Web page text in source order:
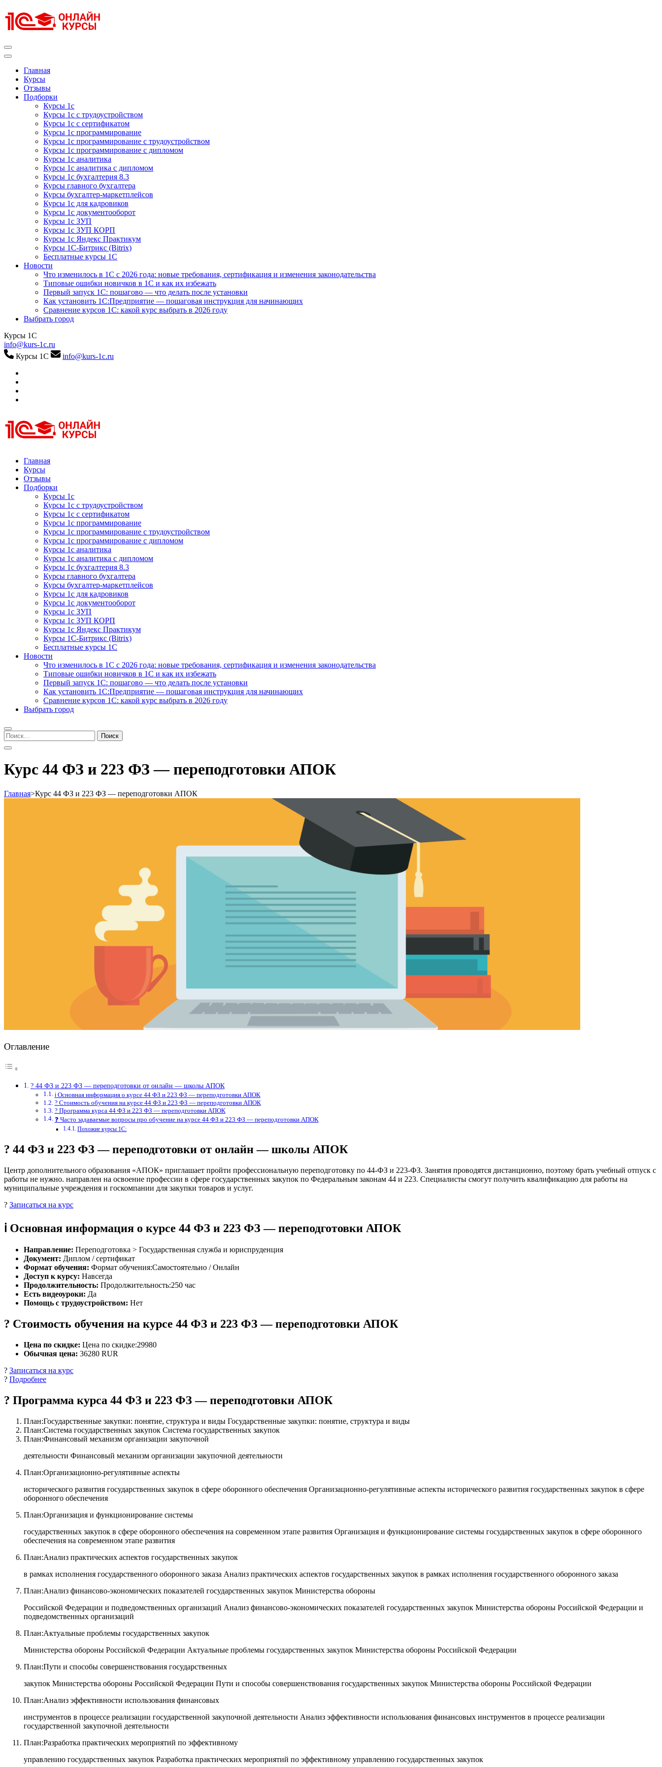
к
содержимому
Главная
Курсы
Отзывы
Подборки
Курсы 1с
Курсы 1с с трудоустройством
Курсы 1с с сертификатом
Курсы 1с программирование
Курсы 1с программирование с трудоустройством
Курсы 1с программирование с дипломом
Курсы 1с аналитика
Курсы 1с аналитика с дипломом
Курсы 1с бухгалтерия 8.3
Курсы главного бухгалтера
Курсы бухгалтер-маркетплейсов
Курсы 1с для кадровиков
Курсы 1с документооборот
Курсы 1с ЗУП
Курсы 1с ЗУП КОРП
Курсы 1с Яндекс Практикум
Курсы 1С-Битрикс (Bitrix)
Бесплатные курсы 1С
Новости
Что изменилось в 1С с 2026 года: новые требования, сертификация и изменения законодательства
Типовые ошибки новичков в 1С и как их избежать
Первый запуск 1С: пошагово — что делать после установки
Как установить 1С:Предприятие — пошаговая инструкция для начинающих
Сравнение курсов 1С: какой курс выбрать в 2026 году
Выбрать город
Курсы 1С
info@kurs-1c.ru
Курсы 1С
info@kurs-1c.ru
Курсы 1С
Курсы 1С официальная сертификация
Главная
Курсы
Отзывы
Подборки
Курсы 1с
Курсы 1с с трудоустройством
Курсы 1с с сертификатом
Курсы 1с программирование
Курсы 1с программирование с трудоустройством
Курсы 1с программирование с дипломом
Курсы 1с аналитика
Курсы 1с аналитика с дипломом
Курсы 1с бухгалтерия 8.3
Курсы главного бухгалтера
Курсы бухгалтер-маркетплейсов
Курсы 1с для кадровиков
Курсы 1с документооборот
Курсы 1с ЗУП
Курсы 1с ЗУП КОРП
Курсы 1с Яндекс Практикум
Курсы 1С-Битрикс (Bitrix)
Бесплатные курсы 1С
Новости
Что изменилось в 1С с 2026 года: новые требования, сертификация и изменения законодательства
Типовые ошибки новичков в 1С и как их избежать
Первый запуск 1С: пошагово — что делать после установки
Как установить 1С:Предприятие — пошаговая инструкция для начинающих
Сравнение курсов 1С: какой курс выбрать в 2026 году
Выбрать город
Найти:
Курс 44 ФЗ и 223 ФЗ — переподготовки АПОК
Главная>Курс 44 ФЗ и 223 ФЗ — переподготовки АПОК
Оглавление
? 44 ФЗ и 223 ФЗ — переподготовки от онлайн — школы АПОК
ℹ️ Основная информация о курсе 44 ФЗ и 223 ФЗ — переподготовки АПОК
? Стоимость обучения на курсе 44 ФЗ и 223 ФЗ — переподготовки АПОК
? Программа курса 44 ФЗ и 223 ФЗ — переподготовки АПОК
❓ Часто задаваемые вопросы про обучение на курсе 44 ФЗ и 223 ФЗ — переподготовки АПОК
Похожие курсы 1С:
? 44 ФЗ и 223 ФЗ — переподготовки от онлайн — школы АПОК
Центр дополнительного образования «АПОК» приглашает пройти профессиональную переподготовку по 44-ФЗ и 223-ФЗ. Занятия проводятся дистанционно, поэтому брать учебный отпуск с
работы не нужно. направлен на освоение профессии в сфере государственных закупок по Федеральным законам 44 и 223. Специалисты смогут получить квалификацию для работы на
муниципальные учреждения и госкомпании для закупки товаров и услуг.
? Записаться на курс
ℹ️ Основная информация о курсе 44 ФЗ и 223 ФЗ — переподготовки АПОК
Направление: Переподготовка > Государственная служба и юриспруденция
Документ: Диплом / сертификат
Формат обучения: Формат обучения:Самостоятельно / Онлайн
Доступ к курсу: Навсегда
Продолжительность: Продолжительность:250 час
Есть видеоуроки: Да
Помощь с трудоустройством: Нет
? Стоимость обучения на курсе 44 ФЗ и 223 ФЗ — переподготовки АПОК
Цена по скидке: Цена по скидке:29980
Обычная цена: 36280 RUR
? Записаться на курс
? Подробнее
? Программа курса 44 ФЗ и 223 ФЗ — переподготовки АПОК
План:Государственные закупки: понятие, структура и виды Государственные закупки: понятие, структура и виды
План:Система государственных закупок Система государственных закупок
План:Финансовый механизм организации закупочной
деятельности Финансовый механизм организации закупочной деятельности
План:Организационно-регулятивные аспекты
исторического развития государственных закупок в сфере оборонного обеспечения Организационно-регулятивные аспекты исторического развития государственных закупок в сфере
оборонного обеспечения
План:Организация и функционирование системы
государственных закупок в сфере оборонного обеспечения на современном этапе развития Организация и функционирование системы государственных закупок в сфере оборонного
обеспечения на современном этапе развития
План:Анализ практических аспектов государственных закупок
в рамках исполнения государственного оборонного заказа Анализ практических аспектов государственных закупок в рамках исполнения государственного оборонного заказа
План:Анализ финансово-экономических показателей государственных закупок Министерства обороны
Российской Федерации и подведомственных организаций Анализ финансово-экономических показателей государственных закупок Министерства обороны Российской Федерации и
подведомственных организаций
План:Актуальные проблемы государственных закупок
Министерства обороны Российской Федерации Актуальные проблемы государственных закупок Министерства обороны Российской Федерации
План:Пути и способы совершенствования государственных
закупок Министерства обороны Российской Федерации Пути и способы совершенствования государственных закупок Министерства обороны Российской Федерации
План:Анализ эффективности использования финансовых
инструментов в процессе реализации государственной закупочной деятельности Анализ эффективности использования финансовых инструментов в процессе реализации
государственной закупочной деятельности
План:Разработка практических мероприятий по эффективному
управлению государственных закупок Разработка практических мероприятий по эффективному управлению государственных закупок